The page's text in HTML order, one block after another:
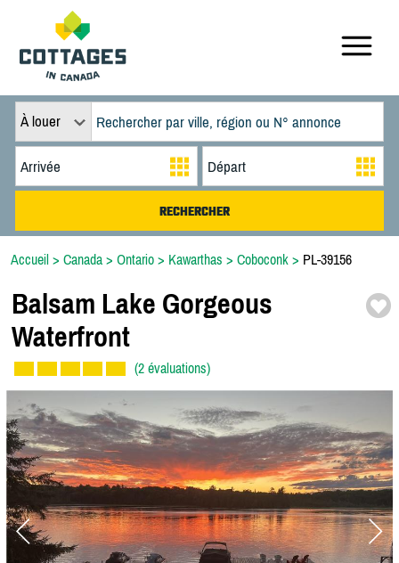
À louer
Accueil > Canada > Ontario > Kawarthas > Coboconk > PL-39156
Balsam Lake Gorgeous
Waterfront
(2 évaluations)